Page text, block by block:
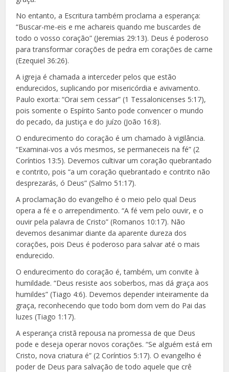
No entanto, a Escritura também proclama a esperança:
“Buscar-me-eis e me achareis quando me buscardes de
todo o vosso coração” (Jeremias 29:13). Deus é poderoso
para transformar corações de pedra em corações de carne
(Ezequiel 36:26).
A igreja é chamada a interceder pelos que estão
endurecidos, suplicando por misericórdia e avivamento.
Paulo exorta: “Orai sem cessar” (1 Tessalonicenses 5:17),
pois somente o Espírito Santo pode convencer o mundo
do pecado, da justiça e do juízo (João 16:8).
O endurecimento do coração é um chamado à vigilância.
“Examinai-vos a vós mesmos, se permaneceis na fé” (2
Coríntios 13:5). Devemos cultivar um coração quebrantado
e contrito, pois “a um coração quebrantado e contrito não
desprezarás, ó Deus” (Salmo 51:17).
A proclamação do evangelho é o meio pelo qual Deus
opera a fé e o arrependimento. “A fé vem pelo ouvir, e o
ouvir pela palavra de Cristo” (Romanos 10:17). Não
devemos desanimar diante da aparente dureza dos
corações, pois Deus é poderoso para salvar até o mais
endurecido.
O endurecimento do coração é, também, um convite à
humildade. “Deus resiste aos soberbos, mas dá graça aos
humildes” (Tiago 4:6). Devemos depender inteiramente da
graça, reconhecendo que todo bom dom vem do Pai das
luzes (Tiago 1:17).
A esperança cristã repousa na promessa de que Deus
pode e deseja operar novos corações. “Se alguém está em
Cristo, nova criatura é” (2 Coríntios 5:17). O evangelho é
poder de Deus para salvação de todo aquele que crê